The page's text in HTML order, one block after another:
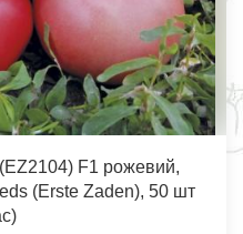
F1 рожевий,
(Erste Zaden), 50 шт